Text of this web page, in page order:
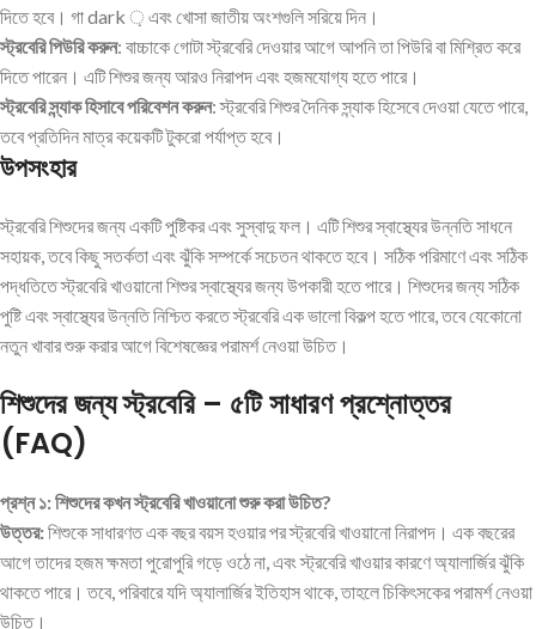
দিতে হবে। গা dark ় এবং খোসা জাতীয় অংশগুলি সরিয়ে দিন।
স্ট্রবেরি পিউরি করুন: বাচ্চাকে গোটা স্ট্রবেরি দেওয়ার আগে আপনি তা পিউরি বা মিশ্রিত করে
দিতে পারেন। এটি শিশুর জন্য আরও নিরাপদ এবং হজমযোগ্য হতে পারে।
স্ট্রবেরি স্ন্যাক হিসাবে পরিবেশন করুন: স্ট্রবেরি শিশুর দৈনিক স্ন্যাক হিসেবে দেওয়া যেতে পারে,
তবে প্রতিদিন মাত্র কয়েকটি টুকরো পর্যাপ্ত হবে।
উপসংহার
স্ট্রবেরি শিশুদের জন্য একটি পুষ্টিকর এবং সুস্বাদু ফল। এটি শিশুর স্বাস্থ্যের উন্নতি সাধনে
সহায়ক, তবে কিছু সতর্কতা এবং ঝুঁকি সম্পর্কে সচেতন থাকতে হবে। সঠিক পরিমাণে এবং সঠিক
পদ্ধতিতে স্ট্রবেরি খাওয়ানো শিশুর স্বাস্থ্যের জন্য উপকারী হতে পারে। শিশুদের জন্য সঠিক
পুষ্টি এবং স্বাস্থ্যের উন্নতি নিশ্চিত করতে স্ট্রবেরি এক ভালো বিকল্প হতে পারে, তবে যেকোনো
নতুন খাবার শুরু করার আগে বিশেষজ্ঞের পরামর্শ নেওয়া উচিত।
শিশুদের জন্য স্ট্রবেরি – ৫টি সাধারণ প্রশ্নোত্তর
(FAQ)
প্রশ্ন ১: শিশুদের কখন স্ট্রবেরি খাওয়ানো শুরু করা উচিত?
উত্তর:শিশুকে সাধারণত এক বছর বয়স হওয়ার পর স্ট্রবেরি খাওয়ানো নিরাপদ। এক বছরের
আগে তাদের হজম ক্ষমতা পুরোপুরি গড়ে ওঠে না, এবং স্ট্রবেরি খাওয়ার কারণে অ্যালার্জির ঝুঁকি
থাকতে পারে। তবে, পরিবারে যদি অ্যালার্জির ইতিহাস থাকে, তাহলে চিকিৎসকের পরামর্শ নেওয়া
উচিত।